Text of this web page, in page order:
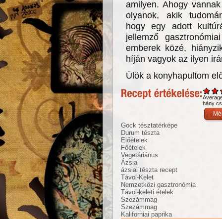
amilyen. Ahogy
olyanok, akik
hogy egy adott
jellemző
emberek közé,
híján vagyok az ilyen
Ülök a konyhapultom
hány
Gock tésztatérképe
Durum tészta
Előételek
Főételek
Vegetáriánus
Ázsia
ázsiai tészta recept
Távol-Kelet
Nemzetközi gasztronómia
Távol-keleti ételek
Szezámmag
Szezámmag
Kaliforniai paprika